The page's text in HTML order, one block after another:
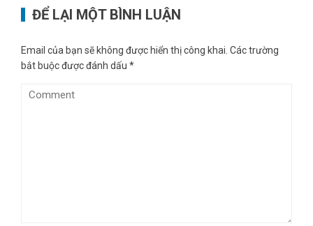
ĐỂ LẠI MỘT BÌNH LUẬN
Email của bạn sẽ không được hiển thị công khai. Các trường
bắt buộc được đánh dấu *